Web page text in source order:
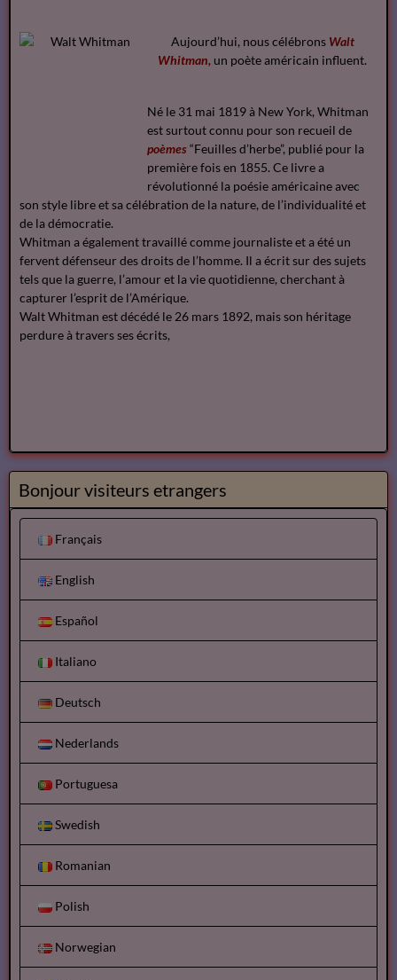
Aujourd’hui, nous célébrons Walt
Whitman, un poète américain influent.
Né le 31 mai 1819 à New York, Whitman
est surtout connu pour son recueil de
poèmes “Feuilles d’herbe”, publié pour la
première fois en 1855. Ce livre a
révolutionné la poésie américaine avec
son style libre et sa célébration de la nature, de l’individualité et
de la démocratie.
Whitman a également travaillé comme journaliste et a été un
fervent défenseur des droits de l’homme. Il a écrit sur des sujets
tels que la guerre, l’amour et la vie quotidienne, cherchant à
capturer l’esprit de l’Amérique.
Walt Whitman est décédé le 26 mars 1892, mais son héritage
perdure à travers ses écrits,
Bonjour visiteurs etrangers
Français
English
Español
Italiano
Deutsch
Nederlands
Portuguesa
Swedish
Romanian
Polish
Norwegian